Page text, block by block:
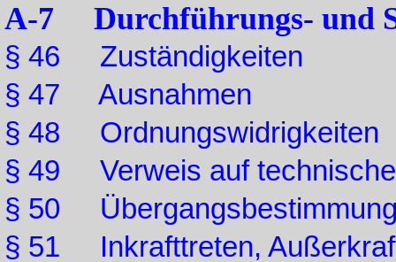
A-7 Durchführungs- und
§ 46 Zuständigkeiten
§ 47 Ausnahmen
§ 48 Ordnungswidrigkeiten
§ 49 Verweis auf
§ 50
§ 51 Inkrafttreten,